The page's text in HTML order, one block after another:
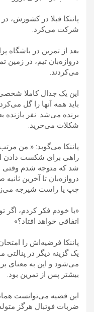
پاننکا قبلا در کشورش، در
شرکت می‌کرد.
بعد از تمرین در باشگاه
دروازه‌بان تیم، در زمین
می‌کردند.
این یک جدال کاملا شخصی
باید همه آنها را گل
برنده می‌شد. نفر بازنده
شکلات می‌خرید.
پاننکا می‌گوید: « من
راهی برای شکست دادن
شد که متوجه شدم وقتی
دروازه‌بان تا آخرین
چپ یا راست شیرجه
«با خودم فکر کردم، اگر
اتفاقی خواهد افتاد؟»
پاننکا فرضیه‌اش را
یک گزینه دیگر در
می‌شود و این به معنای
بیشتر پس از تمرین بود.
این قضیه می‌توانست
ضربات فوتبال هرگز